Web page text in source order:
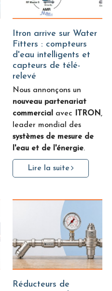
Itron arrive sur Water
Fitters : compteurs
d'eau intelligents et
capteurs de télé-
relevé
Nous annonçons un
nouveau partenariat
commercial
avec ITRON,
leader mondial des
systèmes de mesure de
l'eau et de l'énergie.
Lire la suite
Réducteurs de